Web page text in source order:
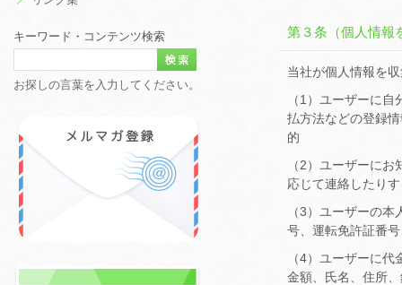
キーワード・コンテンツ検索
お探しの言葉を入力してください。
第３条（個人情報
当社が個人情報を
（1）ユーザーに
払方法などの登録
的
（2）ユーザーに
応じて連絡したり
（3）ユーザーの
号、運転免許証番
（4）ユーザーに
金額、氏名、住所